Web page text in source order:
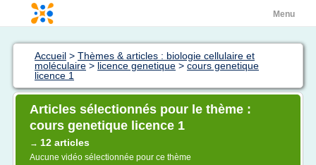
Menu
Accueil > Thèmes & articles : biologie cellulaire et
moléculaire > licence genetique > cours genetique
licence 1
Articles sélectionnés pour le thème :
cours genetique licence 1
→ 12 articles
Aucune vidéo sélectionnée pour ce thème